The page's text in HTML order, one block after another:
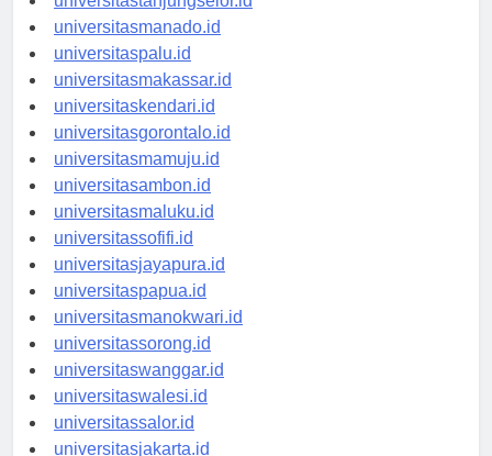
universitastanjungselor.id
universitasmanado.id
universitaspalu.id
universitasmakassar.id
universitaskendari.id
universitasgorontalo.id
universitasmamuju.id
universitasambon.id
universitasmaluku.id
universitassofifi.id
universitasjayapura.id
universitaspapua.id
universitasmanokwari.id
universitassorong.id
universitaswanggar.id
universitaswalesi.id
universitassalor.id